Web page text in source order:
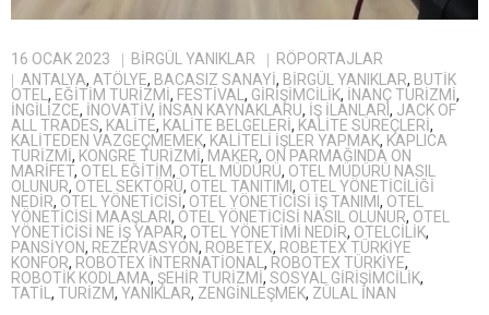
16 OCAK 2023 BIRGÜL YANIKLAR
RÖPORTAJLAR
ANTALYA, ATÖLYE, BACASIZ SANAYI, BİRGÜL YANIKLAR, BUTIK
OTEL, EĞITIM TURIZMI, FESTIVAL, GIRIŞIMCILIK, INANÇ TURIZMI,
INGILIZCE, INOVATIV, INSAN KAYNAKLARU, IŞ ILANLARI , JACK OF
ALL TRADES, KALITE, KALITE BELGELERI, KALITE SÜREÇLERI,
KALITEDEN VAZGEÇMEMEK, KALITELI IŞLER YAPMAK, KAPLICA
TURIZMI, KONGRE TURIZMI, MAKER, ON PARMAĞINDA ON
MARIFET, OTEL EĞITIM, OTEL MÜDÜRÜ, OTEL MÜDÜRÜ NASIL
OLUNUR, OTEL SEKTÖRÜ, OTEL TANITIMI , OTEL YÖNETICILIĞI
NEDIR, OTEL YÖNETICISI, OTEL YÖNETICISI IŞ TANIMI , OTEL
YÖNETICISI MAAŞLARI , OTEL YÖNETICISI NASIL OLUNUR, OTEL
YÖNETICISI NE IŞ YAPAR, OTEL YÖNETIMI NEDIR, OTELCILIK,
PANSIYON, REZERVASYON, ROBETEX, ROBETEX TÜRKIYE
KONFOR, ROBOTEX İNTERNATIONAL, ROBOTEX TÜRKIYE,
ROBOTIK KODLAMA, ŞEHIR TURIZMI, SOSYAL GIRIŞIMCILIK,
TATIL, TURIZM, YANIKLAR, ZENGİNLEŞMEK, ZÜLAL İNAN